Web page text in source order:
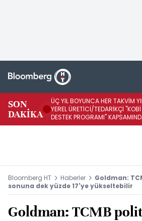
SON
DAKİKA
ÜÇ YIL BOYUNCA HER TAKVİM
YEREL ÜRETİCİ/TEDARİKÇİ "KOBİ
DESTEK PROGRAMI"
REKABET KURUMU
Bloomberg HT Haberler
Goldman:
sonuna dek yüzde 17'ye yükseltebilir
Goldman: TCMB